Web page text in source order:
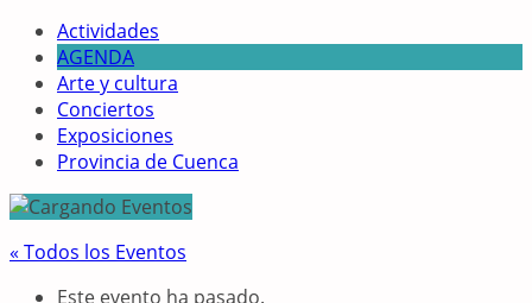
Actividades
AGENDA
Arte y cultura
Conciertos
Exposiciones
Provincia de Cuenca
« Todos los Eventos
Este evento ha pasado.